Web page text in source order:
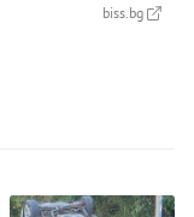
biss.bg